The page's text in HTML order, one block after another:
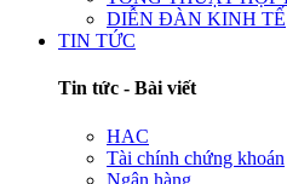
DIỄN ĐÀN KINH TẾ
TIN TỨC
Tin tức - Bài viết
HAC
Tài chính chứng khoán
Ngân hàng